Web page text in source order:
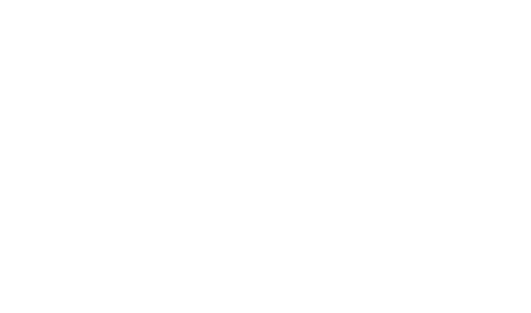
まらない経験を積むことができます